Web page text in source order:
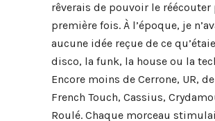
rêverais de pouvoir le réécouter
première fois. À l’époque, je
aucune idée reçue de ce
disco, la funk, la house ou la
Encore moins de Cerrone, UR,
French Touch, Cassius,
Roulé. Chaque morceau